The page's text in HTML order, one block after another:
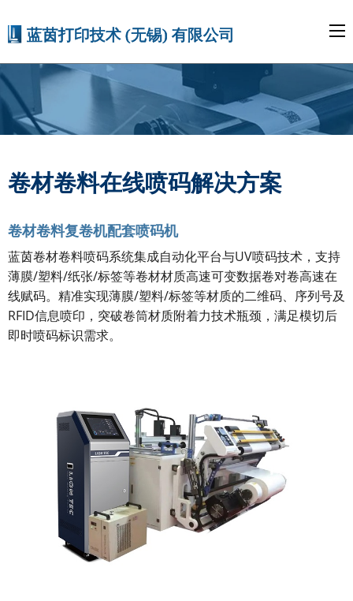
卷材卷料在线喷码解决方案
卷材卷料复卷机配套喷码机
蓝茵卷材卷料喷码系统集成自动化平台与UV喷码技术，支持
薄膜/塑料/纸张/标签等卷材材质高速可变数据卷对卷高速在
线赋码。精准实现薄膜/塑料/标签等材质的二维码、序列号及
RFID信息喷印，突破卷筒材质附着力技术瓶颈， 满足模切后
即时喷码标识需求。